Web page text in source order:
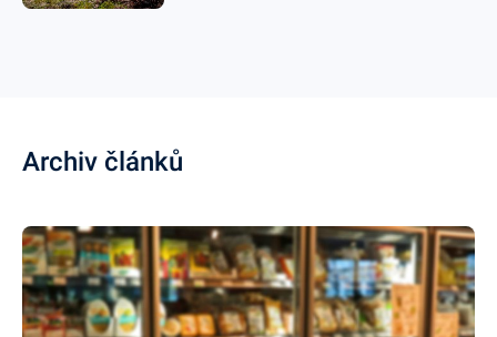
Archiv článků